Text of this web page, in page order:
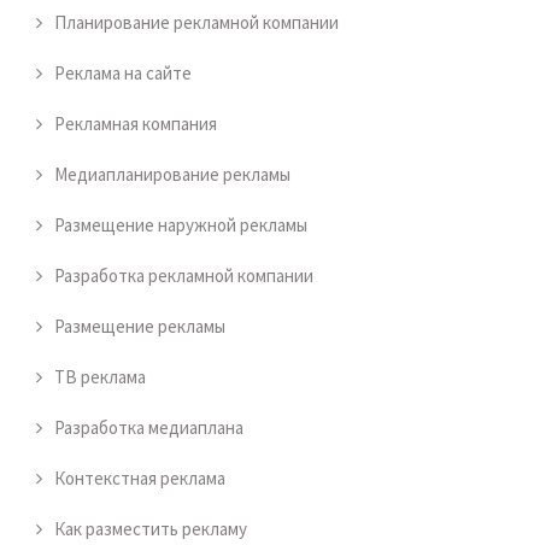
Планирование рекламной компании
Реклама на сайте
Рекламная компания
Медиапланирование рекламы
Размещение наружной рекламы
Разработка рекламной компании
Размещение рекламы
ТВ реклама
Разработка медиаплана
Контекстная реклама
Как разместить рекламу